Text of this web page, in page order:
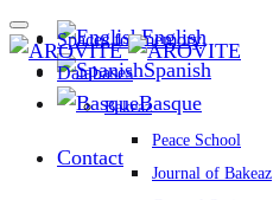
English
Spanish
Basque
Contact
Spaces for memory
Databases
Bakeaz
Peace School
Journal of Bakeaz